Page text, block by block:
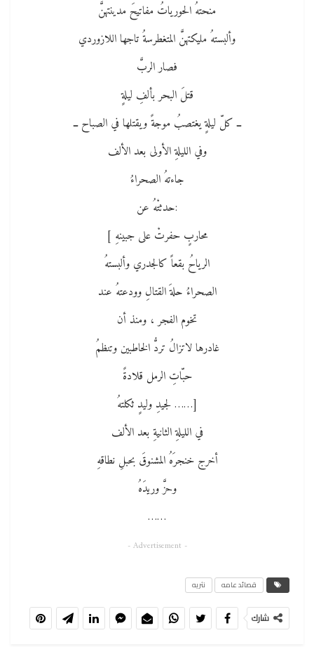
منحتهُ الحورياتُ مفاتيحَ مدينتهنَّ
وألبستهُ مليكتهنَّ المتغطرسةُ تاجها اللازوردي
فصار الربَّ
قتلَ البحر بألفِ ليلةٍ
ــ كلّ ليلةٍ يغتصبُ موجةً ويقتلها في الصباح ــ
وفي الليلةِ الأولى بعد الألف
جاءتهُ الصحراءُ
:حدثتْهُ عن
محاربٍ حفرتْ على جبينهِ ]
الرياحُ بقعاً كالجدري وألبستهُ
الصحراءُ حلةَ القتالِ وودعتهُ عند
تخوم الفجر ، ومنذ أن
غادرها لاتزالُ تردُّ الخاطبين وتنظمُ
حبّاتِ الرمل قلادةً
[…… لجيدِ وليدٍ ثكلتهُ
في الليلةِ الثانيةِ بعد الألف
أخرج خنجرَهُ المشنوقَ بحبلِ نطاقهِ
وحزَّ وريدَهُ
……
- Advertisement -
قصائد عامه نثريه
شارك